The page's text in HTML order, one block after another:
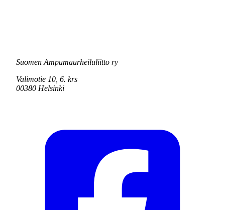
Suomen Ampumaurheiluliitto ry
Valimotie 10, 6. krs
00380 Helsinki